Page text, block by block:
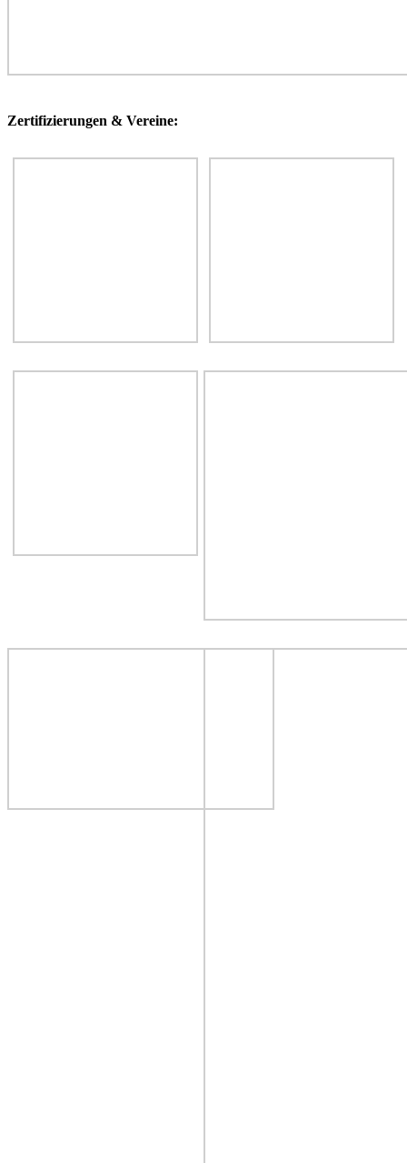
Zertifizierungen & Vereine: